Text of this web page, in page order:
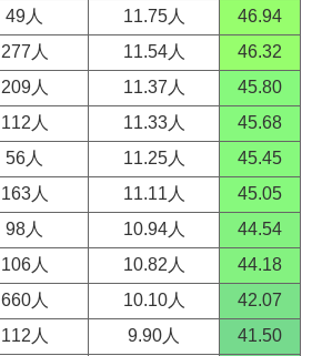
49人 11.75人
46.94
277人 11.54人
46.32
209人 11.37人
45.80
112人 11.33人
45.68
56人 11.25人
45.45
163人 11.11人
45.05
98人 10.94人
44.54
106人 10.82人
44.18
660人 10.10人
42.07
112人 9.90人
41.50